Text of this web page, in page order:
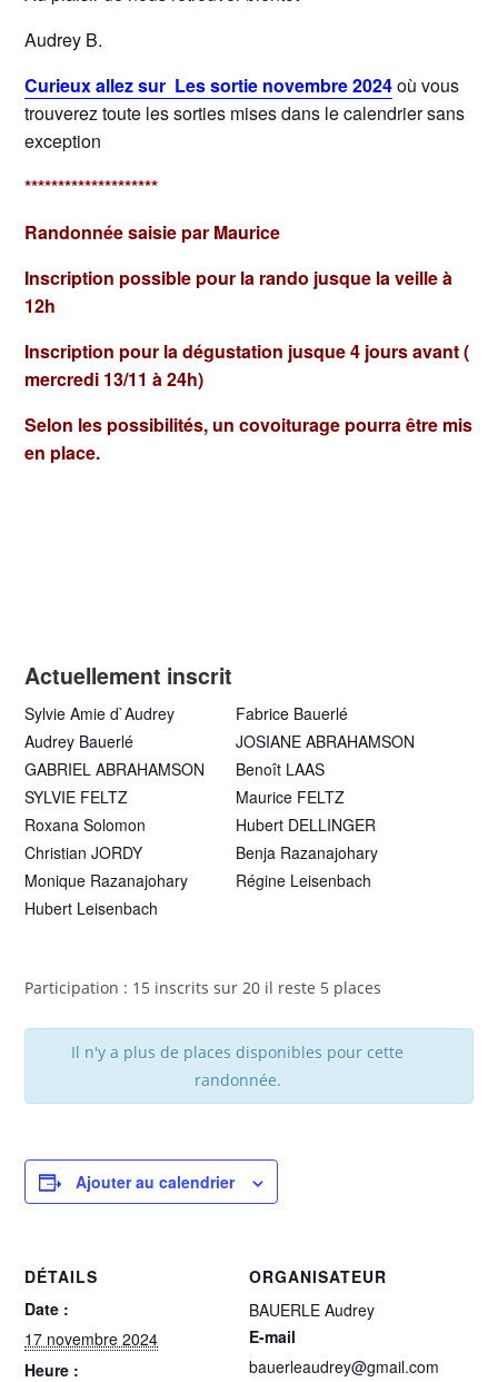
Audrey B.
Curieux allez sur Les sortie novembre 2024où vous
trouverez toute les sorties mises dans le calendrier sans
exception
********************
Randonnée saisie par Maurice
Inscription possible pour la rando jusque la veille à
12h
Inscription pour la dégustation jusque 4 jours avant (
mercredi 13/11 à 24h)
Selon les possibilités, un covoiturage pourra être mis
en place.
Actuellement inscrit
Sylvie Amie d`Audrey
Audrey Bauerlé
GABRIEL ABRAHAMSON
SYLVIE FELTZ
Roxana Solomon
Christian JORDY
Monique Razanajohary
Hubert Leisenbach
Fabrice Bauerlé
JOSIANE ABRAHAMSON
Benoît LAAS
Maurice FELTZ
Hubert DELLINGER
Benja Razanajohary
Régine Leisenbach
Participation : 15 inscrits sur 20 il reste 5 places
Il n'y a plus de places disponibles pour cette
randonnée.
Ajouter au calendrier
DÉTAILS
Date :
17 novembre 2024
Heure :
ORGANISATEUR
BAUERLE Audrey
E-mail
bauerleaudrey@gmail.com